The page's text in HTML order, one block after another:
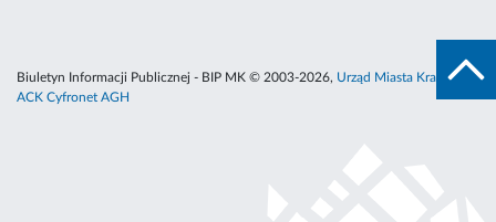
Biuletyn Informacji Publicznej - BIP MK © 2003-2026, Urząd Miasta Krakowa
ACK Cyfronet AGH